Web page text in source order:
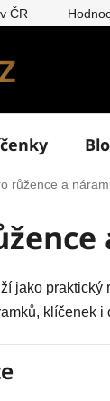
ČR
růžence a
jako
klíčenek